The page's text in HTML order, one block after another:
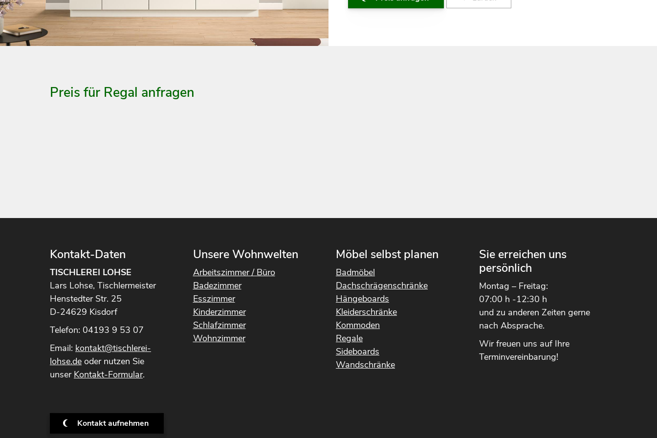
Preis für Regal anfragen
Kontakt-Daten
TISCHLEREI LOHSE
Lars Lohse, Tischlermeister
Henstedter Str. 25
D-24629 Kisdorf
Telefon: 04193 9 53 07
Email: kontakt@tischlerei-
lohse.de oder nutzen Sie
unser Kontakt-Formular.
Kontakt aufnehmen
Unsere Wohnwelten
Arbeitszimmer / Büro
Badezimmer
Esszimmer
Kinderzimmer
Schlafzimmer
Wohnzimmer
Möbel selbst planen
Badmöbel
Dachschrägenschränke
Hängeboards
Kleiderschränke
Kommoden
Regale
Sideboards
Wandschränke
Sie erreichen uns
persönlich
Montag – Freitag:
07:00 h -12:30 h
und zu anderen Zeiten gerne
nach Absprache.
Wir freuen uns auf Ihre
Terminvereinbarung!